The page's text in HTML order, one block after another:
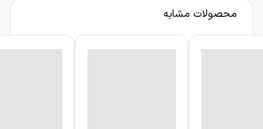
محصولات مشابه